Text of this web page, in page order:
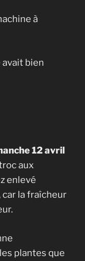
à
bien
12 avril
aux
enlevé
la fraîcheur
plantes que